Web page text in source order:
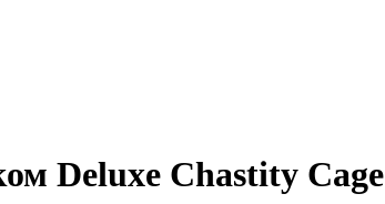
Deluxe Chastity Cage